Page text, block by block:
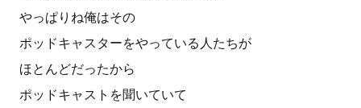
やっぱりね俺はその
ポッドキャスターをやっている人たちが
ほとんどだったから
ポッドキャストを聞いていて